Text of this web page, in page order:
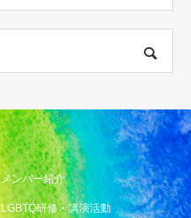
メンバー紹介
LGBTQ研修・講演活動